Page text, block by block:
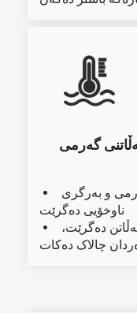
گەرمی

ناوخۆیی دەگرێت

چالاک دەکات